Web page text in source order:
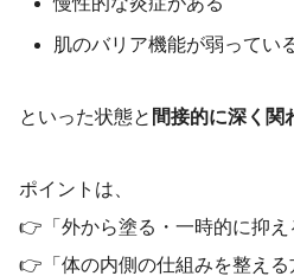
肌のバリア機能が弱ってい
といった状態と 間接的に深く関
ポイントは、
👉「外から塗る・一時的に抑え
👉「体の内側の仕組みを整える